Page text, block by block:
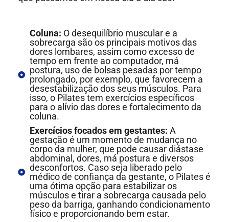
Coluna: O desequilíbrio muscular e a
sobrecarga são os principais motivos das
dores lombares, assim como excesso de
tempo em frente ao computador, má
postura, uso de bolsas pesadas por tempo
prolongado, por exemplo, que favorecem a
desestabilização dos seus músculos. Para
isso, o Pilates tem exercícios específicos
para o alívio das dores e fortalecimento da
coluna.
Exercícios focados em gestantes: A
gestação é um momento de mudança no
corpo da mulher, que pode causar diástase
abdominal, dores, má postura e diversos
desconfortos. Caso seja liberado pelo
médico de confiança da gestante, o Pilates é
uma ótima opção para estabilizar os
músculos e tirar a sobrecarga causada pelo
peso da barriga, ganhando condicionamento
físico e proporcionando bem estar.